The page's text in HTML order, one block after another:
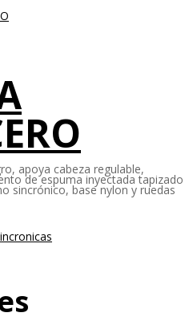
apoya cabeza regulable,
de espuma inyectada tapizado
sincrónico, base nylon y ruedas